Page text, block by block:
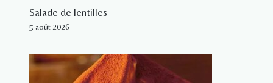
Salade de lentilles
5 août 2026